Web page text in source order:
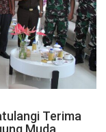
Terima
Muda